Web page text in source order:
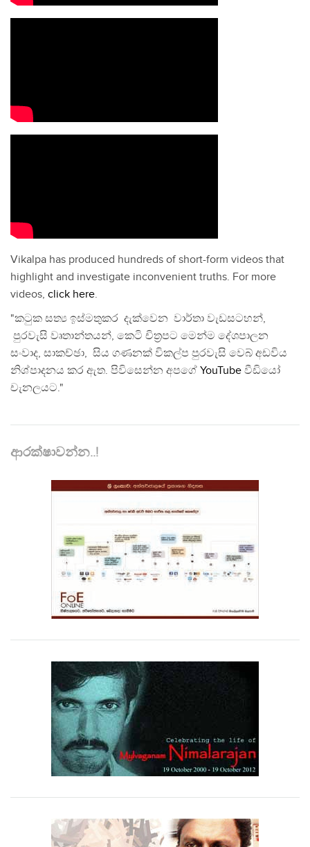
Vikalpa has produced hundreds of short-form videos that
highlight and investigate inconvenient truths. For more
videos, click here.
"කටුක සත්‍ය ඉස්මතුකර දැක්වෙන වාර්තා වැඩසටහන්,
පුරවැසි වෘතාන්තයන්, කෙටි චිත්‍රපට මෙන්ම දේශපාලන
සංවාද, සාකච්ඡා, සිය ගණනක් විකල්ප පුරවැසි වෙබ් අඩවිය
නිශ්පාදනය කර ඇත. පිවිසෙන්න අපගේ YouTube වීඩියෝ
චැනලයට."
ආරක්ෂාවන්න..!